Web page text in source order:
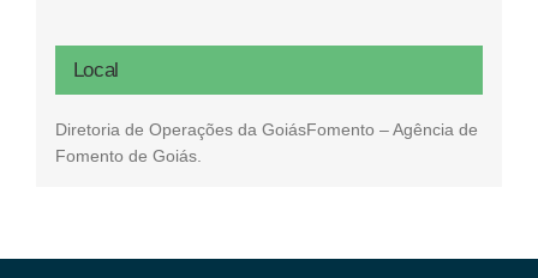
Local
Diretoria de Operações da GoiásFomento – Agência de
Fomento de Goiás.